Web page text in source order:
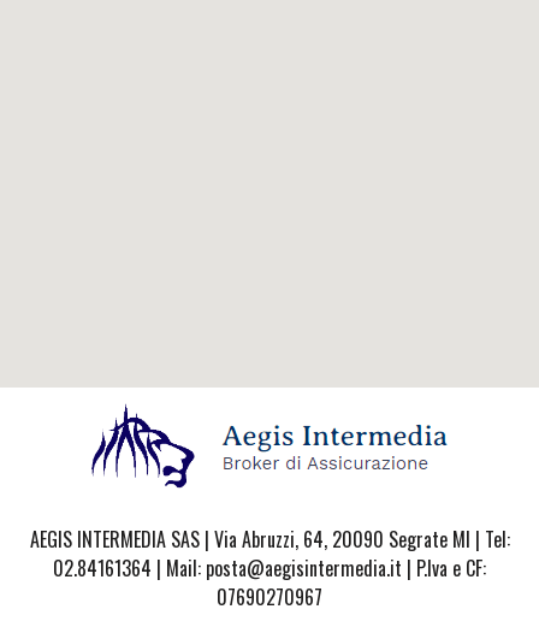
AEGIS INTERMEDIA SAS | Via Abruzzi, 64, 20090 Segrate MI | Tel:
02.84161364 | Mail: posta@aegisintermedia.it | P.Iva e CF:
07690270967